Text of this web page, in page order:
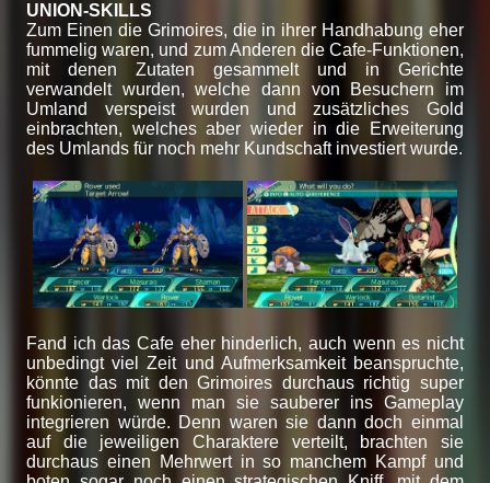
UNION-SKILLS
Zum Einen die Grimoires, die in ihrer Handhabung eher
fummelig waren, und zum Anderen die Cafe-Funktionen,
mit denen Zutaten gesammelt und in Gerichte
verwandelt wurden, welche dann von Besuchern im
Umland verspeist wurden und zusätzliches Gold
einbrachten, welches aber wieder in die Erweiterung
des Umlands für noch mehr Kundschaft investiert wurde.
Fand ich das Cafe eher hinderlich, auch wenn es nicht
unbedingt viel Zeit und Aufmerksamkeit beanspruchte,
könnte das mit den Grimoires durchaus richtig super
funkionieren, wenn man sie sauberer ins Gameplay
integrieren würde. Denn waren sie dann doch einmal
auf die jeweiligen Charaktere verteilt, brachten sie
durchaus einen Mehrwert in so manchem Kampf und